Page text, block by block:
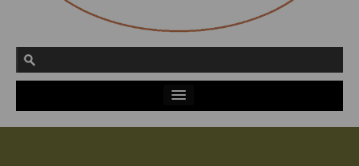
Actualidad y recomendaciones